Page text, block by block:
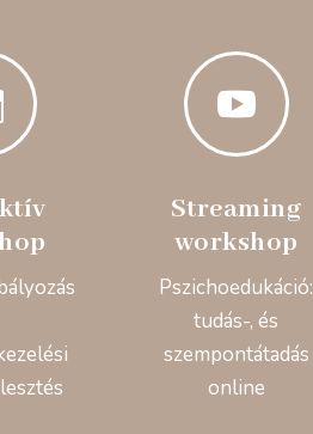

Streaming
workshop
Pszichoedukáció:
tudás-, és
szempontátadás
online